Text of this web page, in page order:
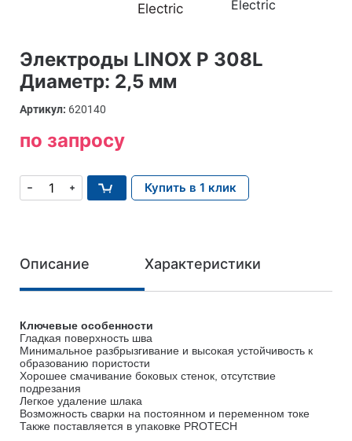
Electric
Электроды LINOX P 308L
Диаметр: 2,5 мм
Артикул: 620140
по запросу
Купить в 1 клик
Описание Характеристики
Ключевые особенности
Гладкая поверхность шва
Минимальное разбрызгивание и высокая устойчивость к
образованию пористости
Хорошее смачивание боковых стенок, отсутствие
подрезания
Легкое удаление шлака
Возможность сварки на постоянном и переменном токе
Также поставляется в упаковке PROTECH